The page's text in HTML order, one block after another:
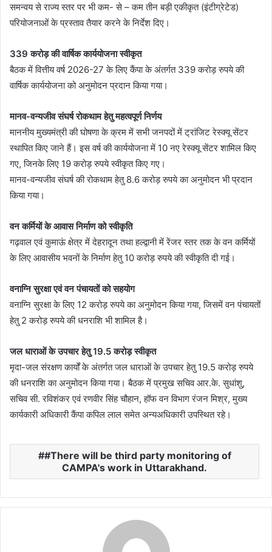
समन्वय से राज्य स्तर पर भी कम- से – कम तीन बड़ी एकीकृत (इंटीग्रेटेड)
परियोजनाओं के प्रस्ताव तैयार करने के निर्देश दिए।
339 करोड़ की वार्षिक कार्ययोजना स्वीकृत
बैठक में वित्तीय वर्ष 2026-27 के लिए कैंपा के अंतर्गत 339 करोड़ रुपये की
वार्षिक कार्ययोजना को अनुमोदन प्रदान किया गया।
मानव-वन्यजीव संघर्ष रोकथाम हेतु महत्वपूर्ण निर्णय
माननीय मुख्यमंत्री की घोषणा के क्रम में सभी जनपदों में ट्रांजिट रेस्क्यू सेंटर
स्थापित किए जाने हैं। इस वर्ष की कार्ययोजना में 10 नए रेस्क्यू सेंटर शामिल किए
गए, जिनके लिए 19 करोड़ रुपये स्वीकृत किए गए।
मानव-वन्यजीव संघर्ष की रोकथाम हेतु 8.6 करोड़ रुपये का अनुमोदन भी प्रदान
किया गया।
वन कर्मियों के आवास निर्माण को स्वीकृति
गढ़वाल एवं कुमाऊं क्षेत्र में देहरादून तथा हल्द्वानी में रेंजर स्तर तक के वन कर्मियों
के लिए आवासीय भवनों के निर्माण हेतु 10 करोड़ रुपये की स्वीकृति दी गई।
वनाग्नि सुरक्षा एवं वन पंचायतों को सहयोग
वनाग्नि सुरक्षा के लिए 12 करोड़ रुपये का अनुमोदन किया गया, जिसमें वन पंचायतों
हेतु 2 करोड़ रुपये की धनराशि भी शामिल है।
जल धाराओं के उपचार हेतु 19.5 करोड़ स्वीकृत
मृदा-जल संरक्षण कार्यों के अंतर्गत जल धाराओं के उपचार हेतु 19.5 करोड़ रुपये
की धनराशि का अनुमोदन किया गया। बैठक में प्रमुख सचिव आर.के. सुधांशु,
सचिव सी. रविशंकर एवं रणवीर सिंह चौहान, हॉफ वन विभाग रंजन मिश्र, मुख्य
कार्यकारी अधिकारी कैंपा कपिल लाल समेत अन्यअधिकारी उपस्थित रहे।
#There will be third party monitoring of
CAMPA's work in Uttarakhand.